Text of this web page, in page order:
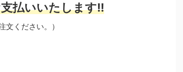
払いいたします!!
文ください。）